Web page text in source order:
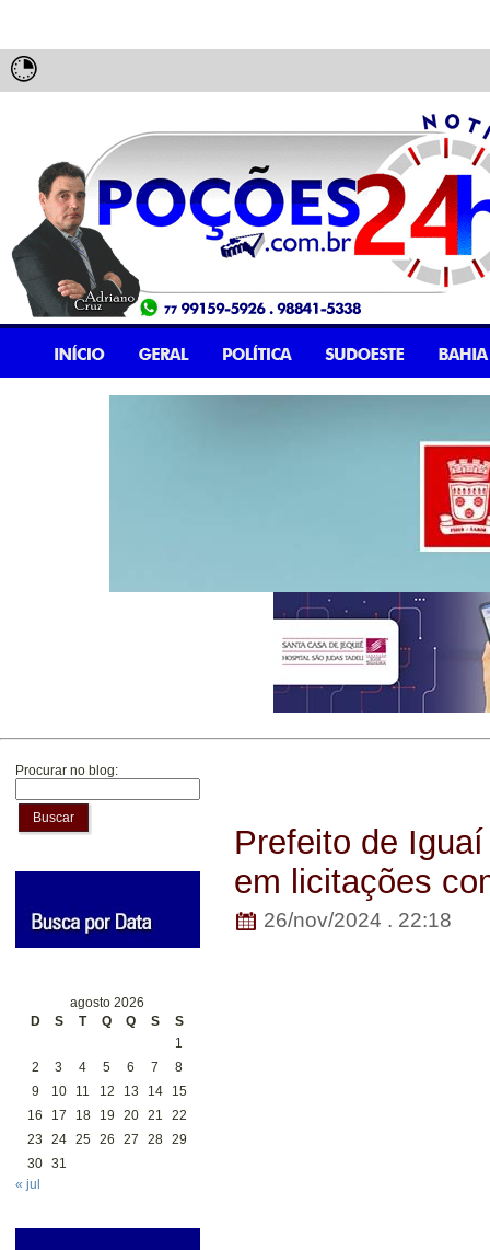
Procurar no blog:
Buscar
agosto 2026
D
S T Q Q S
S
1
2
3 4 5 6 7
8
9
10 11 12 13 14
15
16
17 18 19 20 21
22
23
24 25 26 27 28 29
30 31
« jul
Prefeito de
em licitações
26/nov/2024 . 22:18